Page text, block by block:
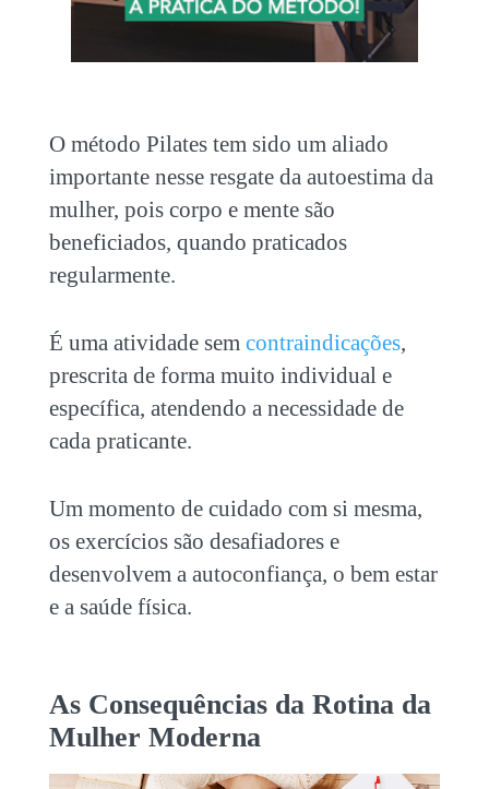
O método Pilates tem sido um aliado
importante nesse resgate da autoestima da
mulher, pois corpo e mente são
beneficiados, quando praticados
regularmente.
É uma atividade sem contraindicações,
prescrita de forma muito individual e
específica, atendendo a necessidade de
cada praticante.
Um momento de cuidado com si mesma,
os exercícios são desafiadores e
desenvolvem a autoconfiança, o bem estar
e a saúde física.
As Consequências da Rotina da
Mulher Moderna